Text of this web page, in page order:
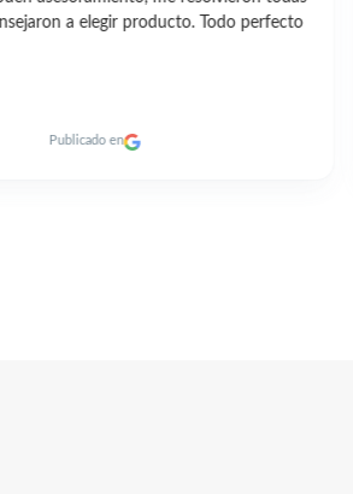
y entrega rapidísima de los productos. 👍🏼
Publicado en